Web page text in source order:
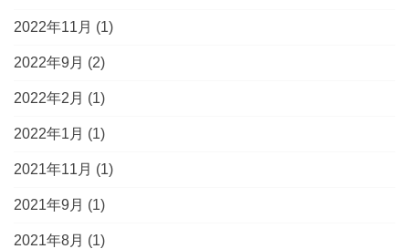
2022年11月 (1)
2022年9月 (2)
2022年2月 (1)
2022年1月 (1)
2021年11月 (1)
2021年9月 (1)
2021年8月 (1)